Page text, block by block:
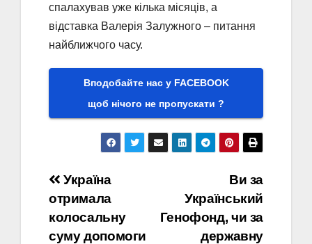
спалахував уже кілька місяців, а
відставка Валерія Залужного – питання
найближчого часу.
Вподобайте нас у FACEBOOK
щоб нічого не пропускати ?
Навігація
записів
Ви за
Український
Генофонд, чи за
державну
Україна
отримала
колосальну
суму допомоги